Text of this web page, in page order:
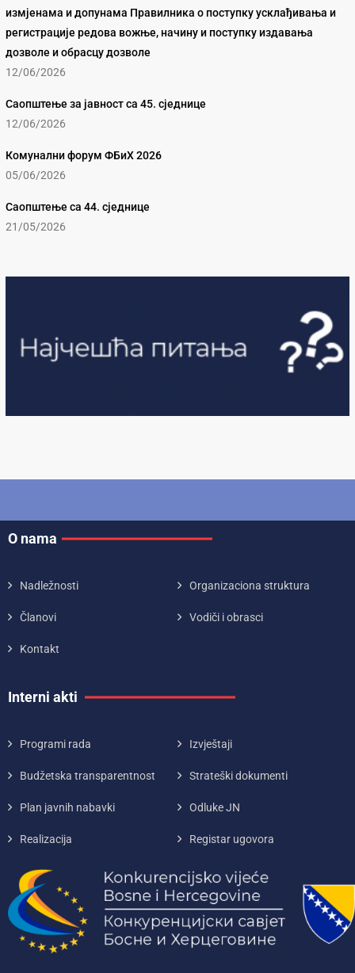
измјенама и допунама Правилника о поступку усклађивања и
регистрације редова вожње, начину и поступку издавања
дозволе и обрасцу дозволе
12/06/2026
Саопштење за јавност са 45. сједнице
12/06/2026
Комунални форум ФБиХ 2026
05/06/2026
Саопштење са 44. сједнице
21/05/2026
O nama
Nadležnosti Organizaciona struktura
Članovi Vodiči i obrasci
Kontakt
Interni akti
Programi rada Izvještaji
Budžetska transparentnost Strateški dokumenti
Plan javnih nabavki Odluke JN
Realizacija Registar ugovora